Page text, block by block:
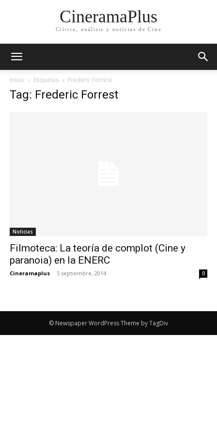
CineramaPlus
Crítica, análisis y noticias de Cine
Inicio Etiquetas Frederic Forrest
Tag: Frederic Forrest
Noticias
Filmoteca: La teoría de complot (Cine y
paranoia) en la ENERC
Cineramaplus - 5 septiembre, 2014 0
© Newspaper WordPress Theme by TagDiv